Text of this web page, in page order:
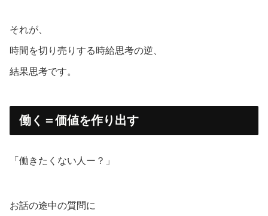
それが、
時間を切り売りする時給思考の逆、
結果思考です。
働く＝価値を作り出す
「働きたくない人ー？」
お話の途中の質問に